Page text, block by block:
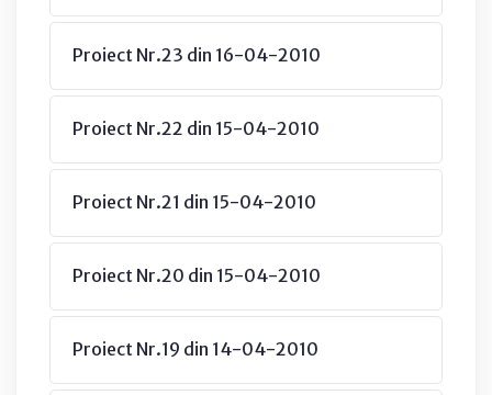
Proiect Nr.23 din 16-04-2010
Proiect Nr.22 din 15-04-2010
Proiect Nr.21 din 15-04-2010
Proiect Nr.20 din 15-04-2010
Proiect Nr.19 din 14-04-2010